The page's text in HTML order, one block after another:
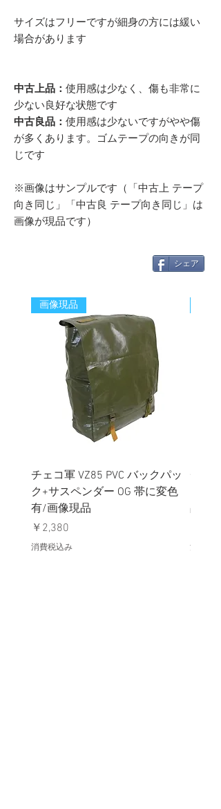
サイズはフリーですが細身の方には緩い
場合があります
中古上品： 使用感は少なく、傷も非常に
少ない良好な状態です
中古良品： 使用感は少ないですがやや傷
が多くあります。ゴムテープの向きが同
じです
※画像はサンプルです（「中古上 テープ
向き同じ」「中古良 テープ向き同じ」は
画像が現品です）
シェア
画像現品
チェコ軍 VZ85 PVC バックパッ
ク+サスペンダー OG 帯に変色
有/画像現品
価格
￥2,380
消費税込み
チェ
品デ
消費税込